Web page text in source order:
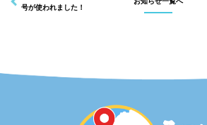
号が使われました！